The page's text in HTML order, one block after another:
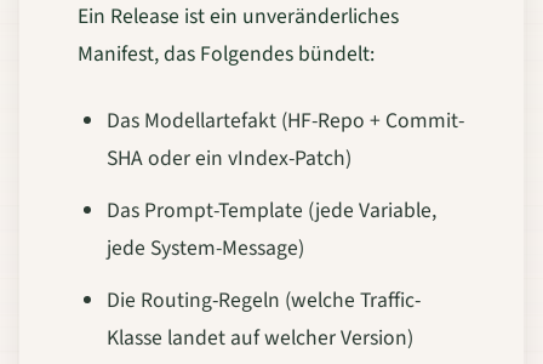
Ein Release ist ein unveränderliches
Manifest, das Folgendes bündelt:
Das Modellartefakt (HF-Repo + Commit-
SHA oder ein vIndex-Patch)
Das Prompt-Template (jede Variable,
jede System-Message)
Die Routing-Regeln (welche Traffic-
Klasse landet auf welcher Version)